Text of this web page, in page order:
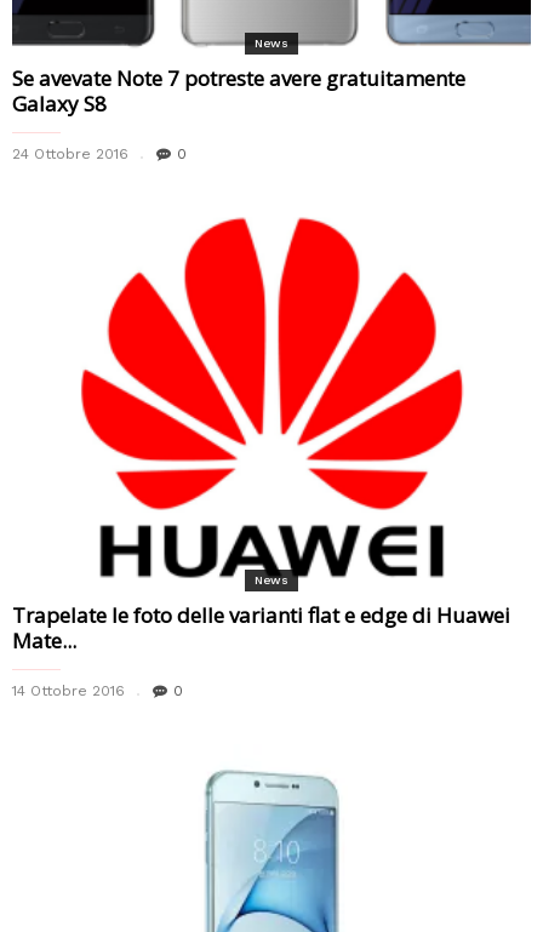
News
Se avevate Note 7 potreste avere gratuitamente
Galaxy S8
24 Ottobre 2016 0
News
Trapelate le foto delle varianti flat e edge di Huawei
Mate...
14 Ottobre 2016 0